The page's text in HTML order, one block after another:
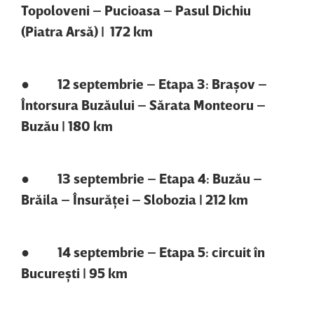
Topoloveni – Pucioasa – Pasul Dichiu
(Piatra Arsă) | 172 km
● 12 septembrie – Etapa 3: Braşov –
Întorsura Buzăului – Sărata Monteoru –
Buzău | 180 km
● 13 septembrie – Etapa 4: Buzău –
Brăila – Însurăţei – Slobozia | 212 km
● 14 septembrie – Etapa 5: circuit în
Bucureşti | 95 km